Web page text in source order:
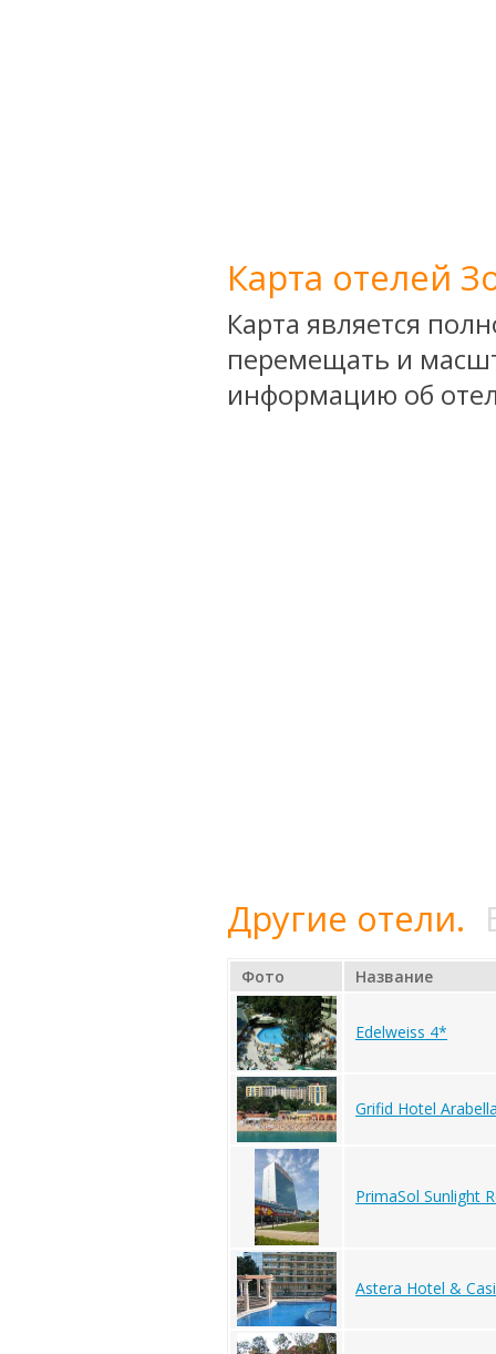
Карта отелей
Карта является
перемещать и
информацию об
Другие отели.
Фото Название
Edelweiss 4*
Grifid Hotel
PrimaSol Sunlight
Astera Hotel &